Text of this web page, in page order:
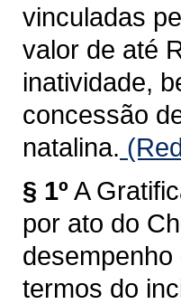
vinculadas
valor de até
inatividade,
concessão
natalina.
§ 1º A
por ato do
termos do